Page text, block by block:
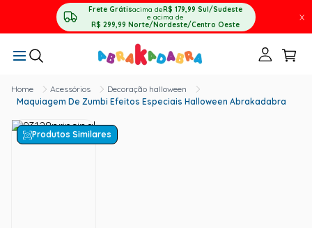
Frete Grátisacima deR$ 179,99 Sul/Sudeste
e acima de
R$ 299,99 Norte/Nordeste/Centro Oeste
X
Acessórios
Decoração halloween
Maquiagem De Zumbi Efeitos Especiais Halloween Abrakadabra
Produtos Similares